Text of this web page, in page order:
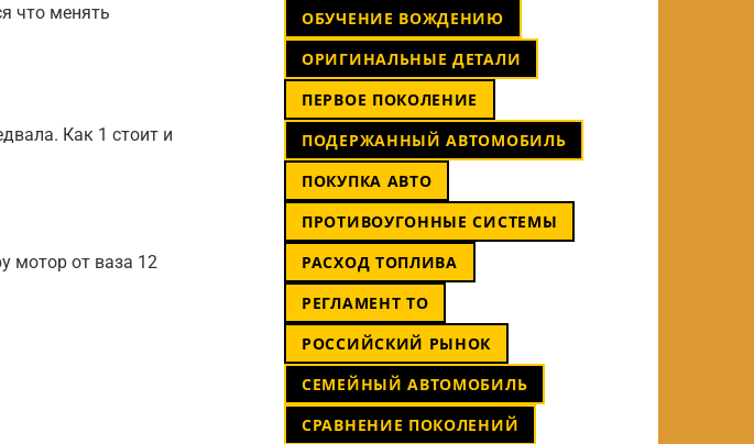
что менять
Как 1 стоит и
мотор от ваза 12
ОБУЧЕНИЕ ВОЖДЕНИЮ
ОРИГИНАЛЬНЫЕ ДЕТАЛИ
ПЕРВОЕ ПОКОЛЕНИЕ
ПОДЕРЖАННЫЙ АВТОМОБИЛЬ
ПОКУПКА АВТО
ПРОТИВОУГОННЫЕ СИСТЕМЫ
РАСХОД ТОПЛИВА
РЕГЛАМЕНТ ТО
РОССИЙСКИЙ РЫНОК
СЕМЕЙНЫЙ АВТОМОБИЛЬ
СРАВНЕНИЕ ПОКОЛЕНИЙ